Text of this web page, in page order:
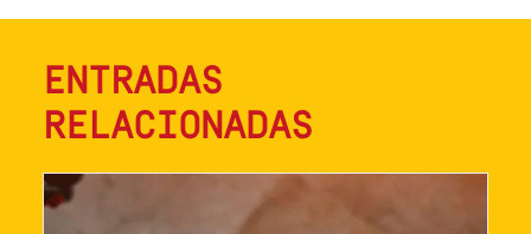
ENTRADAS
RELACIONADAS